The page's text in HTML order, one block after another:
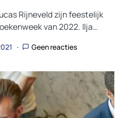
Rijneveld zijn feestelijk
van 2022. Ilja…
Geen reacties